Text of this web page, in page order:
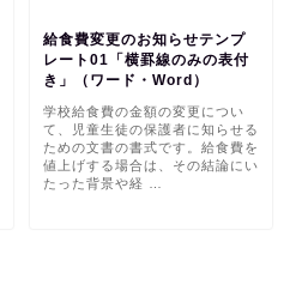
給食費変更のお知らせテンプ
レート01「横罫線のみの表付
き」（ワード・Word）
学校給食費の金額の変更につい
て、児童生徒の保護者に知らせる
ための文書の書式です。給食費を
値上げする場合は、その結論にい
たった背景や経 …